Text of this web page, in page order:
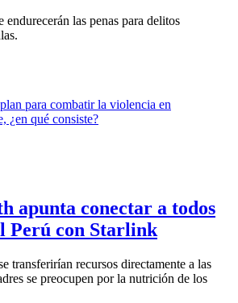
endurecerán las penas para delitos
apunta conectar a todos
Perú con Starlink
transferirían recursos directamente a las
se preocupen por la nutrición de los